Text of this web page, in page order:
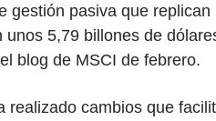
gestión pasiva que
unos 5,79 billones de
blog de MSCI de febrero.
realizado cambios que